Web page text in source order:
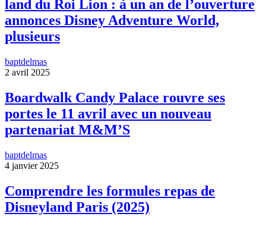
land du Roi Lion : à un an de l’ouverture
annonces Disney Adventure World,
plusieurs
baptdelmas
2 avril 2025
Boardwalk Candy Palace rouvre ses
portes le 11 avril avec un nouveau
partenariat M&M’S
baptdelmas
4 janvier 2025
Comprendre les formules repas de
Disneyland Paris (2025)